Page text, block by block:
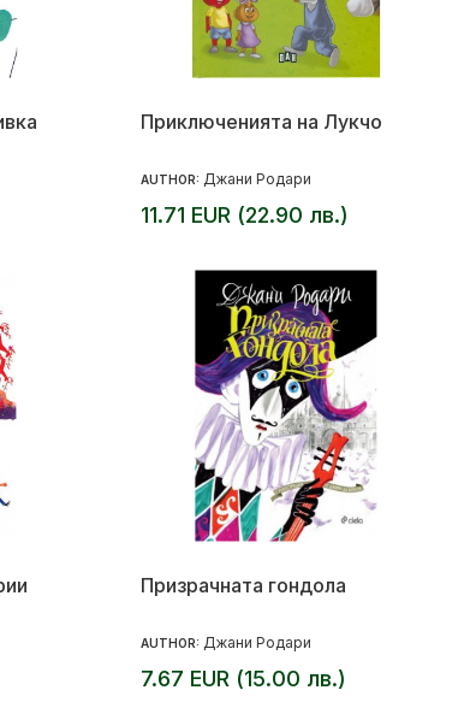
Приключенията на Лукчо
AUTHOR: Джани Родари
11.71 EUR (22.90 лв.)
Призрачната гондола
AUTHOR: Джани Родари
7.67 EUR (15.00 лв.)